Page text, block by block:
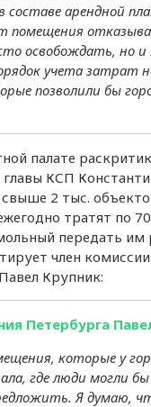
составе арендной
помещения
освобождать, но
учета затрат
позволили бы
палате
КСП
свыше 2 тыс.
тратят по
передать
член
Крупник:
Петербурга
которые у
где люди могли
Я думаю,